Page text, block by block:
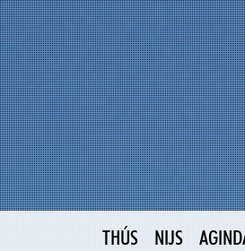
THÚS NIJS